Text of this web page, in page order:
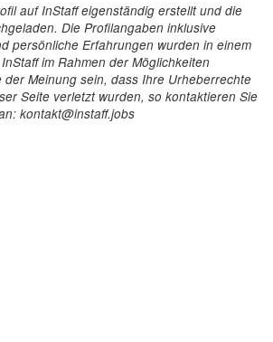
auf InStaff eigenständig erstellt und die
Die Profilangaben inklusive
persönliche Erfahrungen wurden in einem
im Rahmen der Möglichkeiten
der Meinung sein, dass Ihre Urheberrechte
Seite verletzt wurden, so kontaktieren Sie
kontakt@instaff.jobs